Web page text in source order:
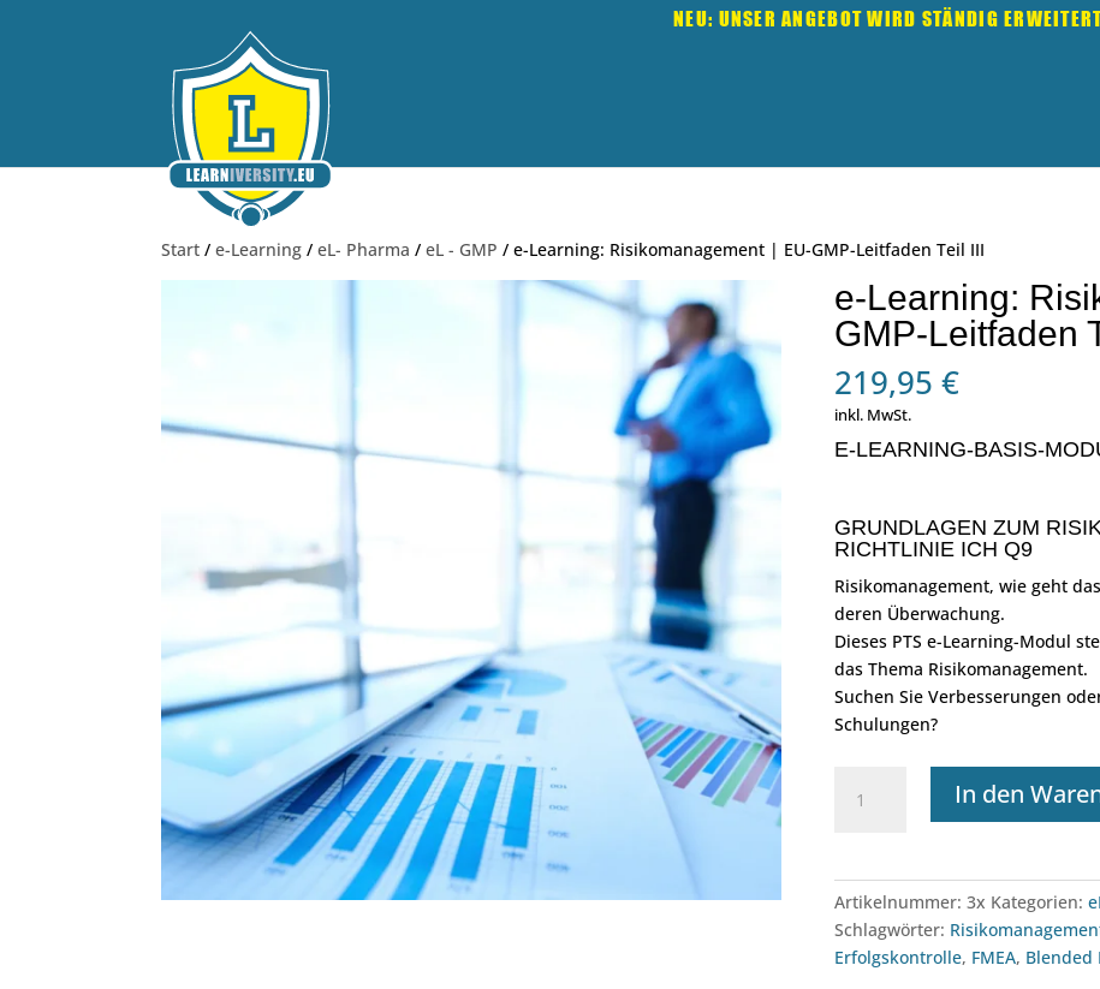
NEU: UNSER ANGEBOT WIRD STÄNDIG
Start /e-Learning /eL- Pharma /eL - GMP / e-Learning: Risikomanagement | EU-GMP-Leitfaden Teil III
e-Learning:
GMP-Leitfaden
219,95 €
inkl. MwSt.
E-LEARNING-BASIS-
GRUNDLAGEN ZUM
RICHTLINIE ICH Q9
Risikomanagement, wie geht
deren Überwachung.
Dieses PTS e-Learning-Modul
das Thema Risikomanagement.
Suchen Sie Verbesserungen
Schulungen?
Learning:
EU-
GMP-
Leitfaden
In den
Artikelnummer: 3x Kategorien:
Schlagwörter:
Erfolgskontrolle, FMEA, Blended